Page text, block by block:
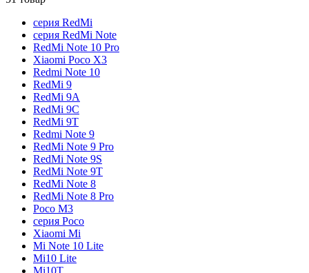
серия RedMi
серия RedMi Note
RedMi Note 10 Pro
Xiaomi Poco X3
Redmi Note 10
RedMi 9
RedMi 9A
RedMi 9C
RedMi 9T
Redmi Note 9
RedMi Note 9 Pro
RedMi Note 9S
RedMi Note 9T
RedMi Note 8
RedMi Note 8 Pro
Poco M3
серия Poco
Xiaomi Mi
Mi Note 10 Lite
Mi10 Lite
Mi10T